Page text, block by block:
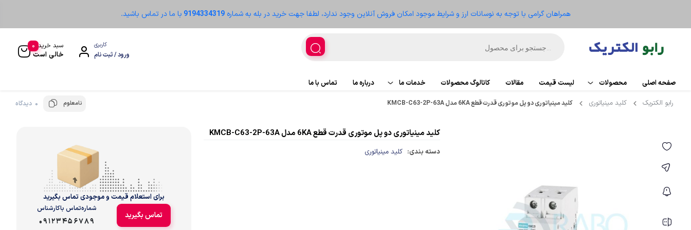
همراهان گرامی با توجه به نوسانات ارز و شرایط موجود امکان فروش آنلاین وجود ندارد، لطفا جهت خرید در بله به شماره9194334319 با ما در تماس باشید.
کاربری
ورود / ثبت نام
سبد خرید
خالی است
0
صفحه اصلی محصولات
اتوماسیون
ابزار دقیق و ترانسمیتر
تجهیزات کنترلر
لیست قیمت مقالات کاتالوگ محصولات خدمات ما
تعمیر تجهیزات
درباره ما
تماس با ما
رابو الکتریک
کلید مینیاتوری کلید مینیاتوری دو پل موتوری قدرت قطع 6KA مدل KMCB-C63-2P-63A نامعلوم 0 دیدگاه
کلید مینیاتوری دو پل موتوری قدرت قطع 6KA مدل KMCB-C63-2P-63A
دسته بندی: کلید مینیاتوری
برای استعلام قیمت و موجودی تماس بگیرید
تماس بگیرید
شماره‌تماس‌ با‌کارشناس
09123456789